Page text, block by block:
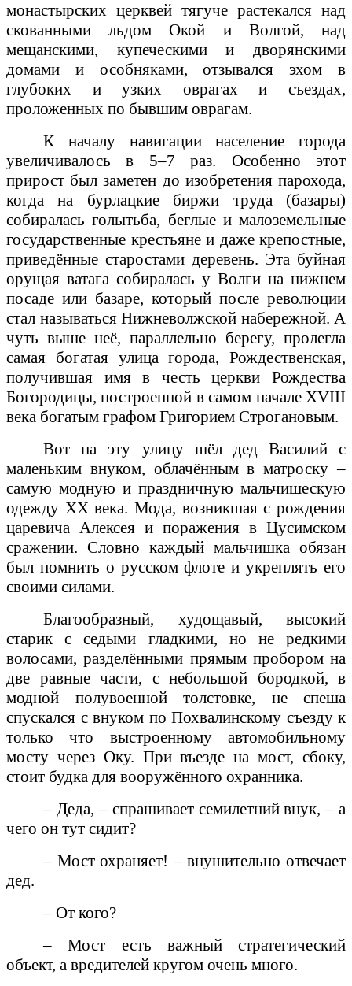
монастырских церквей тягуче растекался над
скованными льдом Окой и Волгой, над
мещанскими, купеческими и дворянскими
домами и особняками, отзывался эхом в
глубоких и узких оврагах и съездах,
проложенных по бывшим оврагам.
К началу навигации население города
увеличивалось в 5–7 раз. Особенно этот
прирост был заметен до изобретения парохода,
когда на бурлацкие биржи труда (базары)
собиралась голытьба, беглые и малоземельные
государственные крестьяне и даже крепостные,
приведённые старостами деревень. Эта буйная
орущая ватага собиралась у Волги на нижнем
посаде или базаре, который после революции
стал называться Нижневолжской набережной. А
чуть выше неё, параллельно берегу, пролегла
самая богатая улица города, Рождественская,
получившая имя в честь церкви Рождества
Богородицы, построенной в самом начале XVIII
века богатым графом Григорием Строгановым.
Вот на эту улицу шёл дед Василий с
маленьким внуком, облачённым в матроску –
самую модную и праздничную мальчишескую
одежду ХХ века. Мода, возникшая с рождения
царевича Алексея и поражения в Цусимском
сражении. Словно каждый мальчишка обязан
был помнить о русском флоте и укреплять его
своими силами.
Благообразный, худощавый, высокий
старик с седыми гладкими, но не редкими
волосами, разделёнными прямым пробором на
две равные части, с небольшой бородкой, в
модной полувоенной толстовке, не спеша
спускался с внуком по Похвалинскому съезду к
только что выстроенному автомобильному
мосту через Оку. При въезде на мост, сбоку,
стоит будка для вооружённого охранника.
– Деда, – спрашивает семилетний внук, – а
чего он тут сидит?
– Мост охраняет! – внушительно отвечает
дед.
– От кого?
– Мост есть важный стратегический
объект, а вредителей кругом очень много.